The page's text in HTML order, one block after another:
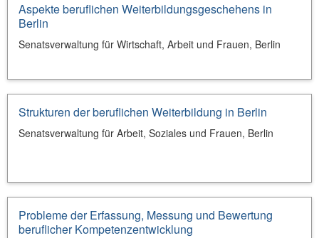
Aspekte beruflichen Weiterbildungsgeschehens in
Berlin
Senatsverwaltung für Wirtschaft, Arbeit und Frauen, Berlin
Strukturen der beruflichen Weiterbildung in Berlin
Senatsverwaltung für Arbeit, Soziales und Frauen, Berlin
Probleme der Erfassung, Messung und Bewertung
beruflicher Kompetenzentwicklung